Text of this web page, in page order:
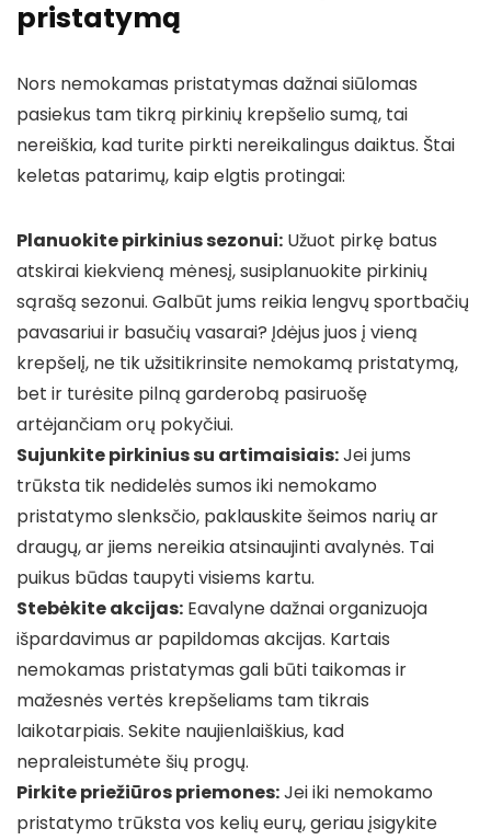
pristatymą
Nors nemokamas pristatymas dažnai siūlomas
pasiekus tam tikrą pirkinių krepšelio sumą, tai
nereiškia, kad turite pirkti nereikalingus daiktus. Štai
keletas patarimų, kaip elgtis protingai:
Planuokite pirkinius sezonui: Užuot pirkę batus
atskirai kiekvieną mėnesį, susiplanuokite pirkinių
sąrašą sezonui. Galbūt jums reikia lengvų sportbačių
pavasariui ir basučių vasarai? Įdėjus juos į vieną
krepšelį, ne tik užsitikrinsite nemokamą pristatymą,
bet ir turėsite pilną garderobą pasiruošę
artėjančiam orų pokyčiui.
Sujunkite pirkinius su artimaisiais:Jei jums
trūksta tik nedidelės sumos iki nemokamo
pristatymo slenksčio, paklauskite šeimos narių ar
draugų, ar jiems nereikia atsinaujinti avalynės. Tai
puikus būdas taupyti visiems kartu.
Stebėkite akcijas: Eavalyne dažnai organizuoja
išpardavimus ar papildomas akcijas. Kartais
nemokamas pristatymas gali būti taikomas ir
mažesnės vertės krepšeliams tam tikrais
laikotarpiais. Sekite naujienlaiškius, kad
nepraleistumėte šių progų.
Pirkite priežiūros priemones:Jei iki nemokamo
pristatymo trūksta vos kelių eurų, geriau įsigykite